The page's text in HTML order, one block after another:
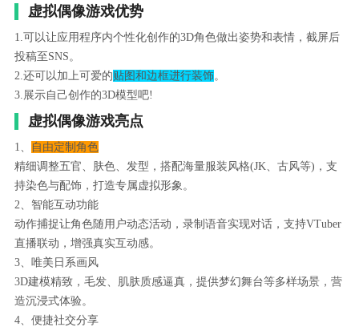
虚拟偶像游戏优势
1.可以让应用程序内个性化创作的3D角色做出姿势和表情，截屏后
投稿至SNS。
2.还可以加上可爱的贴图和边框进行装饰。
3.展示自己创作的3D模型吧!
虚拟偶像游戏亮点
1、
自由定制角色
精细调整五官、肤色、发型，搭配海量服装风格(JK、古风等)，支
持染色与配饰，打造专属虚拟形象。
2、智能互动功能
动作捕捉让角色随用户动态活动，录制语音实现对话，支持VTuber
直播联动，增强真实互动感。
3、唯美日系画风
3D建模精致，毛发、肌肤质感逼真，提供梦幻舞台等多样场景，营
造沉浸式体验。
4、便捷社交分享